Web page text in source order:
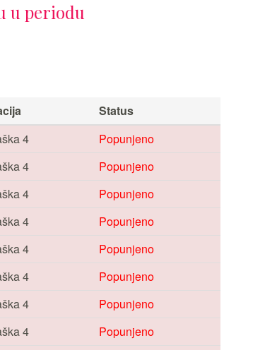
u periodu
Status
4
Popunjeno
4
Popunjeno
4
Popunjeno
4
Popunjeno
4
Popunjeno
4
Popunjeno
4
Popunjeno
4
Popunjeno